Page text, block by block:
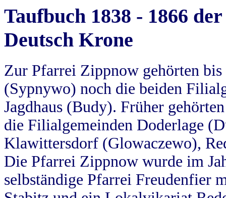
Taufbuch 1838 - 1866
Deutsch Krone
Zur Pfarrei Zippnow gehörten
(Sypnywo) noch die beiden
Jagdhaus (Budy). Früher
die Filialgemeinden Doderlage
Klawittersdorf (Glowaczewo),
Die Pfarrei Zippnow wurde im
selbständige Pfarrei Freudenfier